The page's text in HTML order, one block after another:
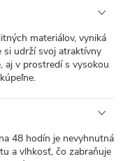
materiálov, vyniká
si udrží svoj atraktívny
aj v prostredí s vysokou
48 hodín je nevyhnutná
a vlhkosť, čo zabraňuje